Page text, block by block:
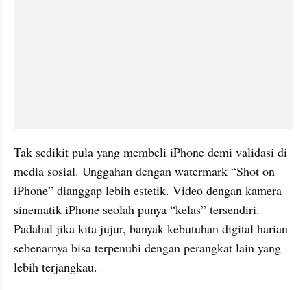
Tak sedikit pula yang membeli iPhone demi validasi di
media sosial. Unggahan dengan watermark “Shot on
iPhone” dianggap lebih estetik. Video dengan kamera
sinematik iPhone seolah punya “kelas” tersendiri.
Padahal jika kita jujur, banyak kebutuhan digital harian
sebenarnya bisa terpenuhi dengan perangkat lain yang
lebih terjangkau.